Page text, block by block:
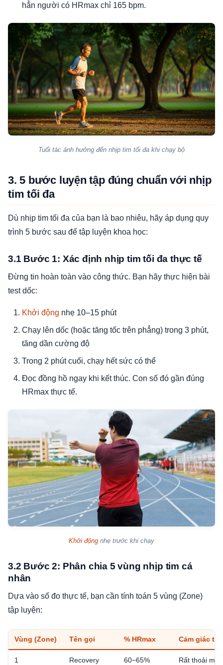
hẳn người có HRmax chỉ 165 bpm.
Tuổi tác ảnh hưởng đến nhịp tim tối đa khi chạy bộ
3. 5 bước luyện tập đúng chuẩn với nhịp
tim tối đa
Dù nhịp tim tối đa của bạn là bao nhiêu, hãy áp dụng quy
trình 5 bước sau để tập luyện khoa học:
3.1 Bước 1: Xác định nhịp tim tối đa thực tế
Đừng tin hoàn toàn vào công thức. Bạn hãy thực hiện bài
test dốc:
Khởi động nhẹ 10–15 phút
Chạy lên dốc (hoặc tăng tốc trên phẳng) trong 3 phút,
tăng dần cường độ
Trong 2 phút cuối, chạy hết sức có thể
Đọc đồng hồ ngay khi kết thúc. Con số đó gần đúng
HRmax thực tế.
Khởi động nhẹ trước khi chạy
3.2 Bước 2: Phân chia 5 vùng nhịp tim cá
nhân
Dựa vào số đo thực tế, bạn cần tính toán 5 vùng (Zone)
tập luyện:
Vùng (Zone) Tên gọi % HRmax​ Cảm giác
1 Recovery 60−65% Rất thoải